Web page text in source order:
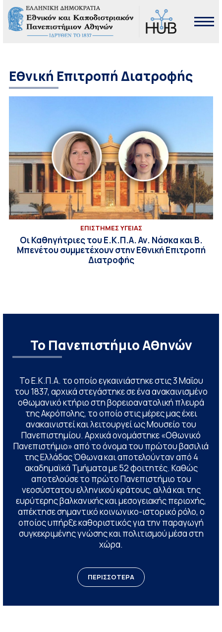
Εθνική Επιτροπή Διατροφής
ΕΠΙΣΤΗΜΕΣ ΥΓΕΙΑΣ
Οι Καθηγήτριες του Ε.Κ.Π.Α. Αν. Νάσκα και Β.
Μπενέτου συμμετέχουν στην Εθνική Επιτροπή
Διατροφής
Το Πανεπιστήμιο Αθηνών
Το Ε.Κ.Π.Α. το οποίο εγκαινιάστηκε στις 3 Μαΐου
του 1837, αρχικά στεγάστηκε σε ένα ανακαινισμένο
οθωμανικό κτήριο στη βορειοανατολική πλευρά
της Ακρόπολης, το οποίο στις μέρες μας έχει
ανακαινιστεί και λειτουργεί ως Μουσείο του
Πανεπιστημίου. Αρχικά ονομάστηκε «Οθωνικό
Πανεπιστήμιο» από το όνομα του πρώτου βασιλιά
της Ελλάδας Όθωνα και αποτελούνταν από 4
ακαδημαϊκά Τμήματα με 52 φοιτητές. Καθώς
αποτελούσε το πρώτο Πανεπιστήμιο του
νεοσύστατου ελληνικού κράτους, αλλά και της
ευρύτερης βαλκανικής και μεσογειακής περιοχής,
απέκτησε σημαντικό κοινωνικο-ιστορικό ρόλο, ο
οποίος υπήρξε καθοριστικός για την παραγωγή
συγκεκριμένης γνώσης και πολιτισμού μέσα στη
χώρα.
ΠΕΡΙΣΣΟΤΕΡΑ